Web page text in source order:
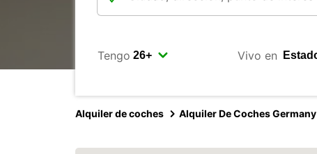
Tengo Vivo en
Alquiler de coches Alquiler De Coches Germany